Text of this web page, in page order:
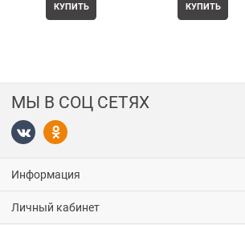
КУПИТЬ КУПИТЬ
МЫ В СОЦ СЕТЯХ
Информация
Личный кабинет